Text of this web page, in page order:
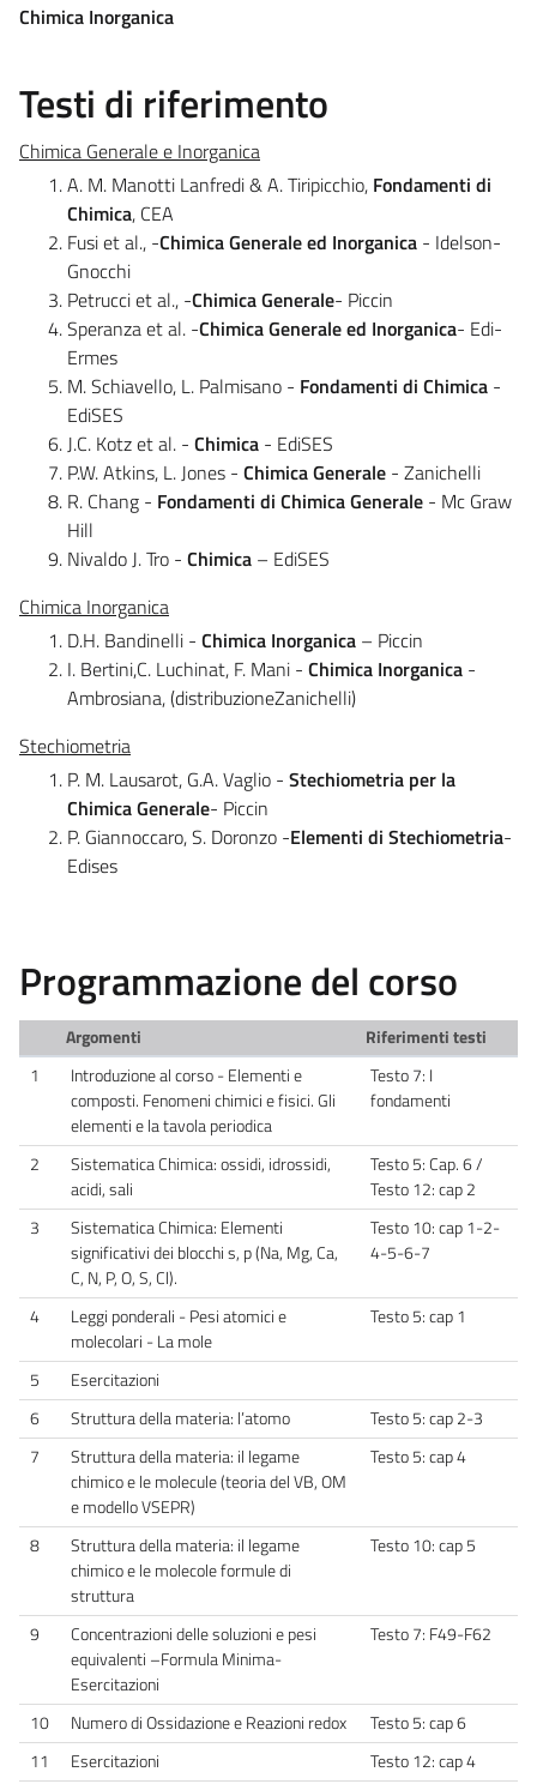
Chimica Inorganica
Testi di riferimento
Chimica Generale e Inorganica
A. M. Manotti Lanfredi & A. Tiripicchio, Fondamenti di
Chimica, CEA
Fusi et al., -Chimica Generale ed Inorganica - Idelson-
Gnocchi
Petrucci et al., -Chimica Generale- Piccin
Speranza et al. -Chimica Generale ed Inorganica- Edi-
Ermes
M. Schiavello, L. Palmisano - Fondamenti di Chimica -
EdiSES
J.C. Kotz et al. - Chimica - EdiSES
P.W. Atkins, L. Jones - Chimica Generale - Zanichelli
R. Chang - Fondamenti di Chimica Generale - Mc Graw
Hill
Nivaldo J. Tro - Chimica – EdiSES
Chimica Inorganica
D.H. Bandinelli - Chimica Inorganica – Piccin
I. Bertini,C. Luchinat, F. Mani - Chimica Inorganica -
Ambrosiana, (distribuzioneZanichelli)
Stechiometria
P. M. Lausarot, G.A. Vaglio - Stechiometria per la
Chimica Generale- Piccin
P. Giannoccaro, S. Doronzo -Elementi di Stechiometria-
Edises
Programmazione del corso
Argomenti
Riferimenti testi
1
Introduzione al corso - Elementi e
composti. Fenomeni chimici e fisici. Gli
elementi e la tavola periodica
Testo 7: I
fondamenti
2
Sistematica Chimica: ossidi, idrossidi,
acidi, sali
Testo 5: Cap. 6 /
Testo 12: cap 2
3
Sistematica Chimica: Elementi
significativi dei blocchi s, p (Na, Mg, Ca,
C, N, P, O, S, Cl).
Testo 10: cap 1-2-
4-5-6-7
4
Leggi ponderali - Pesi atomici e
molecolari - La mole
Testo 5: cap 1
5
Esercitazioni
6
Struttura della materia: l’atomo
Testo 5: cap 2-3
7
Struttura della materia: il legame
chimico e le molecule (teoria del VB, OM
e modello VSEPR)
Testo 5: cap 4
8
Struttura della materia: il legame
chimico e le molecole formule di
struttura
Testo 10: cap 5
9
Concentrazioni delle soluzioni e pesi
equivalenti –Formula Minima-
Esercitazioni
Testo 7: F49-F62
10 Numero di Ossidazione e Reazioni redox
Testo 5: cap 6
11
Esercitazioni Testo 12: cap 4